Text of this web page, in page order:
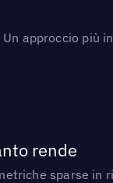
approccio più
rende
sparse in